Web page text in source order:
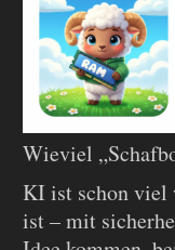
Wieviel
KI ist schon viel
ist – mit